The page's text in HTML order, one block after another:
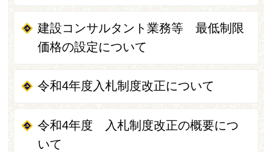
建設コンサルタント業務等 最低制限
価格の設定について
令和4年度入札制度改正について
令和4年度 入札制度改正の概要につ
いて